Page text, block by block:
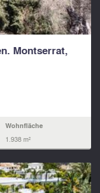
Montserrat,
Wohnfläche
1.938 m²